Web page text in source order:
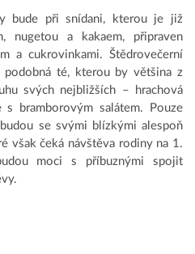
bude při snídani, kterou je již
nugetou a kakaem, připraven
a cukrovinkami. Štědrovečerní
té, kterou by většina z
svých nejbližších – hrachová
bramborovým salátem. Pouze
se svými blízkými alespoň
však čeká návštěva rodiny na 1.
moci s příbuznými spojit